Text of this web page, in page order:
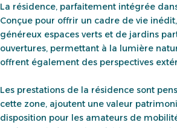
La résidence, parfaitement intégrée
Conçue pour offrir un cadre de vie
généreux espaces verts et de jardins
ouvertures, permettant à la lumière
offrent également des perspectives
Les prestations de la résidence sont
cette zone, ajoutent une valeur
disposition pour les amateurs de